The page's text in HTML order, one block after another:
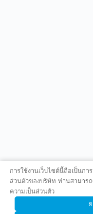
การใช้งานเว็บไซต์นี้ถือเป็นก
ส่วนตัวของบริษัท ท่านสามาร
ความเป็นส่วนตัว